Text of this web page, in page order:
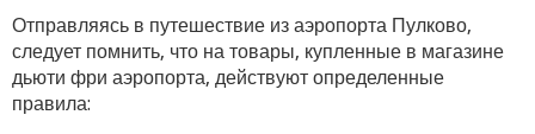
Отправляясь в путешествие из аэропорта Пулково,
следует помнить, что на товары, купленные в магазине
дьюти фри аэропорта, действуют определенные
правила: